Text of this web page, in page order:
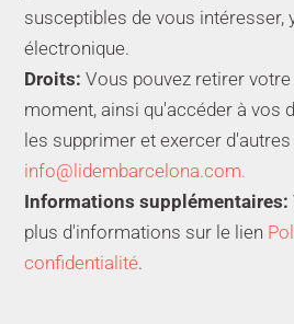
susceptibles de vous intéresser,
électronique.
Droits: Vous pouvez retirer
moment, ainsi qu'accéder à vos
les supprimer et exercer
info@lidembarcelona.com.
Informations supplémentaires:
plus d'informations sur le lien
confidentialité.